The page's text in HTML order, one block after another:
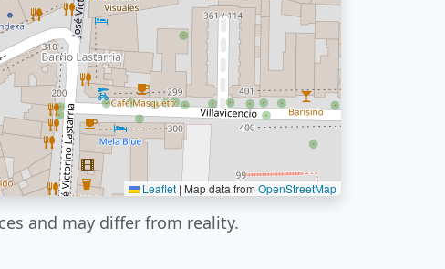
Leaflet | Map data from OpenStreetMap
and may differ from reality.